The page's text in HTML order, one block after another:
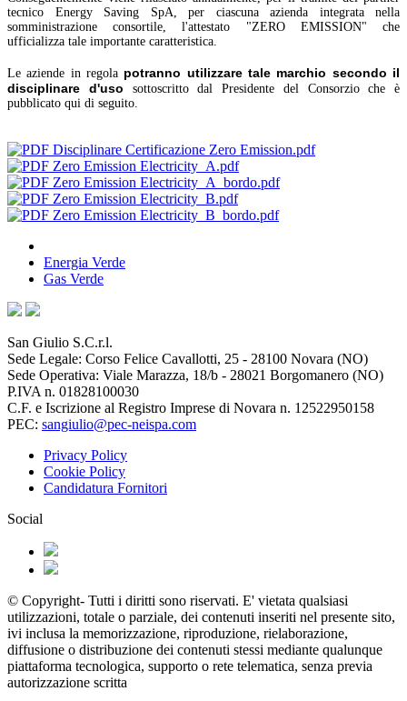
tecnico Energy Saving SpA, per ciascuna azienda integrata nella
somministrazione consortile, l'attestato "ZERO EMISSION" che
ufficializza tale importante caratteristica.
Le aziende in regola potranno utilizzare tale marchio secondo il
disciplinare d'uso sottoscritto dal Presidente del Consorzio che è
pubblicato qui di seguito.
Disciplinare Certificazione Zero Emission.pdf
Zero Emission Electricity_A.pdf
Zero Emission Electricity_A_bordo.pdf
Zero Emission Electricity_B.pdf
Zero Emission Electricity_B_bordo.pdf
Energia Verde
Gas Verde
San Giulio S.C.r.l.
Sede Legale: Corso Felice Cavallotti, 25 - 28100 Novara (NO)
Sede Operativa: Viale Marazza, 18/b - 28021 Borgomanero (NO)
P.IVA n. 01828100030
C.F. e Iscrizione al Registro Imprese di Novara n. 12522950158
PEC: sangiulio@pec-neispa.com
Privacy Policy
Cookie Policy
Candidatura Fornitori
Social
© Copyright- Tutti i diritti sono riservati. E' vietata qualsiasi
utilizzazioni, totale o parziale, dei contenuti inseriti nel presente sito,
ivi inclusa la memorizzazione, riproduzione, rielaborazione,
diffusione o distribuzione dei contenuti stessi mediante qualunque
piattaforma tecnologica, supporto o rete telematica, senza previa
autorizzazione scritta